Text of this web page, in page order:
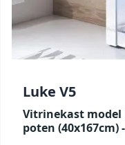
Luke V5
Vitrinekast model
poten (40x167cm)